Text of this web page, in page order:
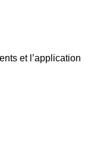
et l’application